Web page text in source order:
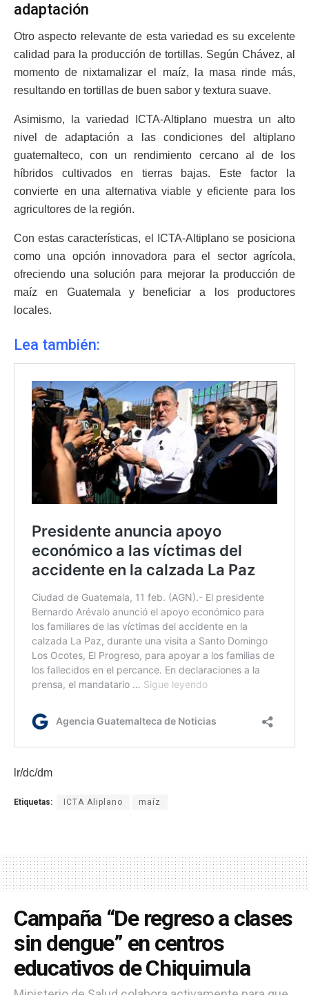
adaptación
Otro aspecto relevante de esta variedad es su excelente
calidad para la producción de tortillas. Según Chávez, al
momento de nixtamalizar el maíz, la masa rinde más,
resultando en tortillas de buen sabor y textura suave.
Asimismo, la variedad ICTA-Altiplano muestra un alto
nivel de adaptación a las condiciones del altiplano
guatemalteco, con un rendimiento cercano al de los
híbridos cultivados en tierras bajas. Este factor la
convierte en una alternativa viable y eficiente para los
agricultores de la región.
Con estas características, el ICTA-Altiplano se posiciona
como una opción innovadora para el sector agrícola,
ofreciendo una solución para mejorar la producción de
maíz en Guatemala y beneficiar a los productores
locales.
Lea también:
lr/dc/dm
Etiquetas: ICTA Aliplano maíz
Campaña “De regreso a clases
sin dengue” en centros
educativos de Chiquimula